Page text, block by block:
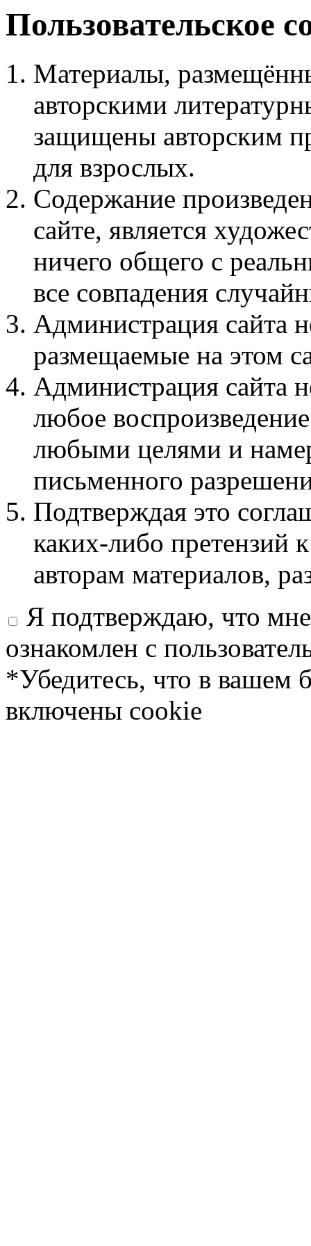
Пользовательское
Материалы,
авторскими
защищены авторским
для взрослых.
Содержание
сайте, является
ничего общего с
все совпадения
Администрация сайта
размещаемые на этом
Администрация сайта
любое
любыми целями и
письменного
Подтверждая это
каких-либо претензий
авторам материалов,
Я подтверждаю, что
ознакомлен с
*Убедитесь, что в вашем
включены cookie